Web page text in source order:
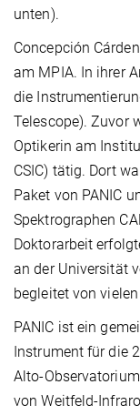
unten).
Concepción
am MPIA. In ihrer
die
Telescope). Zuvor
Optikerin am
CSIC) tätig. Dort
Paket von PANIC
Spektrographen
Doktorarbeit
an der Universität
begleitet von
PANIC ist ein
Instrument für die
Alto-
von Weitfeld-